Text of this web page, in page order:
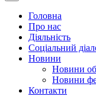
Головна
Про нас
Діяльність
Соціальний
Новини
Новини
Новини
Контакти